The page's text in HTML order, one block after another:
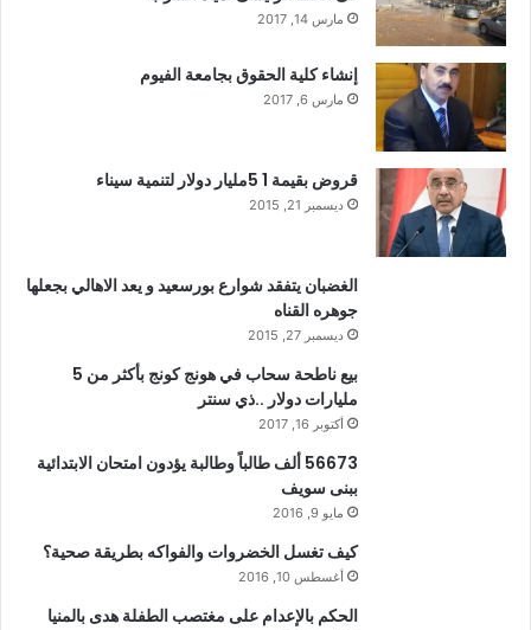
مارس 14, 2017
إنشاء كلية الحقوق بجامعة الفيوم
مارس 6, 2017
قروض بقيمة 1 5مليار دولار لتنمية سيناء
ديسمبر 21, 2015
الغضبان يتفقد شوارع بورسعيد و يعد الاهالي بجعلها
جوهره القناه
ديسمبر 27, 2015
بيع ناطحة سحاب في هونج كونج بأكثر من 5
مليارات دولار ..ذي سنتر
أكتوبر 16, 2017
56673 ألف طالباً وطالبة يؤدون امتحان الابتدائية
ببنى سويف
مايو 9, 2016
كيف تغسل الخضروات والفواكه بطريقة صحية؟
أغسطس 10, 2016
الحكم بالإعدام على مغتصب الطفلة هدى بالمنيا